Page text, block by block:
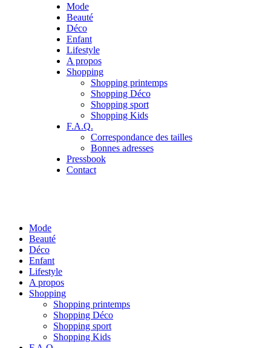
Mode
Beauté
Déco
Enfant
Lifestyle
A propos
Shopping
Shopping printemps
Shopping Déco
Shopping sport
Shopping Kids
F.A.Q.
Correspondance des tailles
Bonnes adresses
Pressbook
Contact
Mode
Beauté
Déco
Enfant
Lifestyle
A propos
Shopping
Shopping printemps
Shopping Déco
Shopping sport
Shopping Kids